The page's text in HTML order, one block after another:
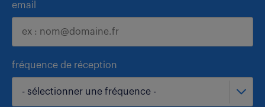
email
fréquence de réception
- sélectionner une fréquence -